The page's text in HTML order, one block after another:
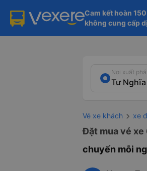
Cam kết hoàn
không cung cấp
Nơi xuất
Vé xe khách xe
Đặt mua vé xe
chuyến mỗi